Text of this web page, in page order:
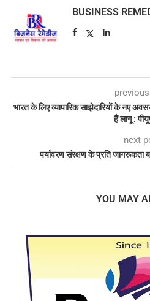
BUSINESS
भारत के लिए व्यापारिक साझेदारियों के नए
हैं लागू :
next
पर्यावरण संरक्षण के प्रति
YOU MAY